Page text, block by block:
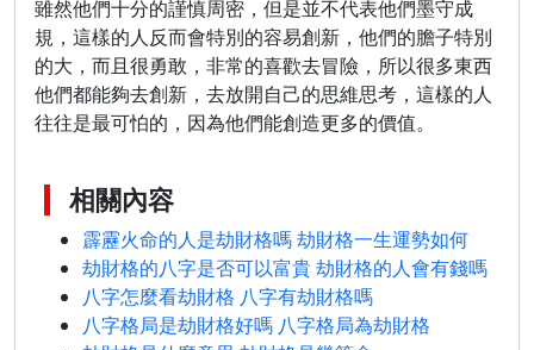
雖然他們十分的謹慎周密，但是並不代表他們墨守成
規，這樣的人反而會特別的容易創新，他們的膽子特別
的大，而且很勇敢，非常的喜歡去冒險，所以很多東西
他們都能夠去創新，去放開自己的思維思考，這樣的人
往往是最可怕的，因為他們能創造更多的價值。
相關內容
霹靂火命的人是劫財格嗎 劫財格一生運勢如何
劫財格的八字是否可以富貴 劫財格的人會有錢嗎
八字怎麼看劫財格 八字有劫財格嗎
八字格局是劫財格好嗎 八字格局為劫財格